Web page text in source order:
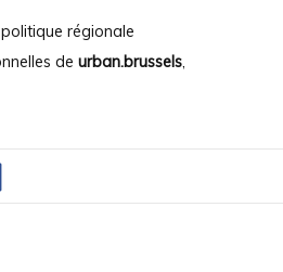
régionale
de urban.brussels,